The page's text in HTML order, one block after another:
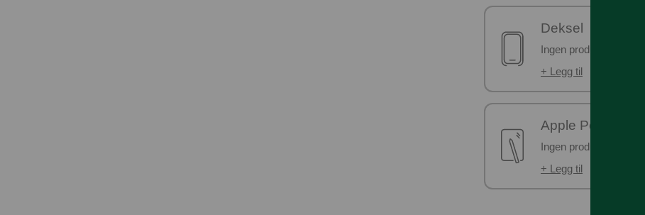
Deksel
Ingen produkter er valgt
+ Legg til
Apple Pencil
Ingen produkter er valgt
+ Legg til